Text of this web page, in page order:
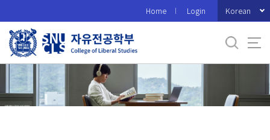
로
메
Home Login Korean